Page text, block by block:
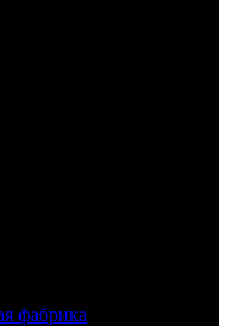
фабрика